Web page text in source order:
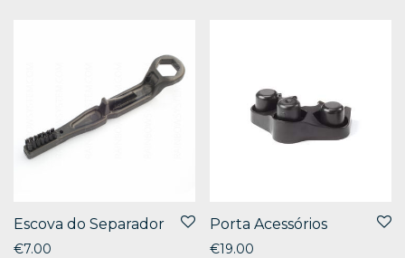
Escova do Separador
€7.00
Porta Acessórios
€19.00